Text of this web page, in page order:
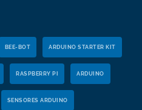
BEE-BOT ARDUINO STARTER KIT
RASPBERRY PI ARDUINO
SENSORES ARDUINO